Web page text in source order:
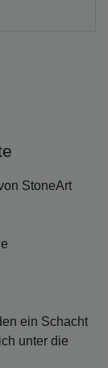
StoneArt
ein Schacht
unter die